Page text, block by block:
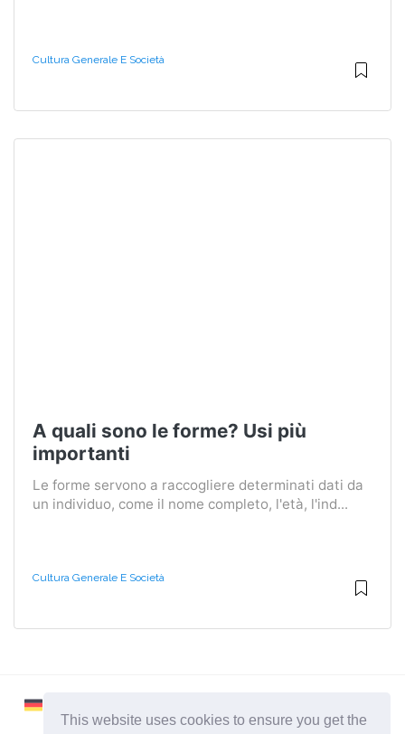
This website uses cookies to ensure you get the
Cultura Generale E Società
A quali sono le forme? Usi più
importanti
Le forme servono a raccogliere determinati dati da
un individuo, come il nome completo, l'età, l'ind...
Cultura Generale E Società